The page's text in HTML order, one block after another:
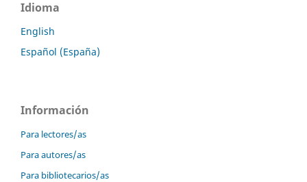
Idioma
English
Español (España)
Información
Para lectores/as
Para autores/as
Para bibliotecarios/as